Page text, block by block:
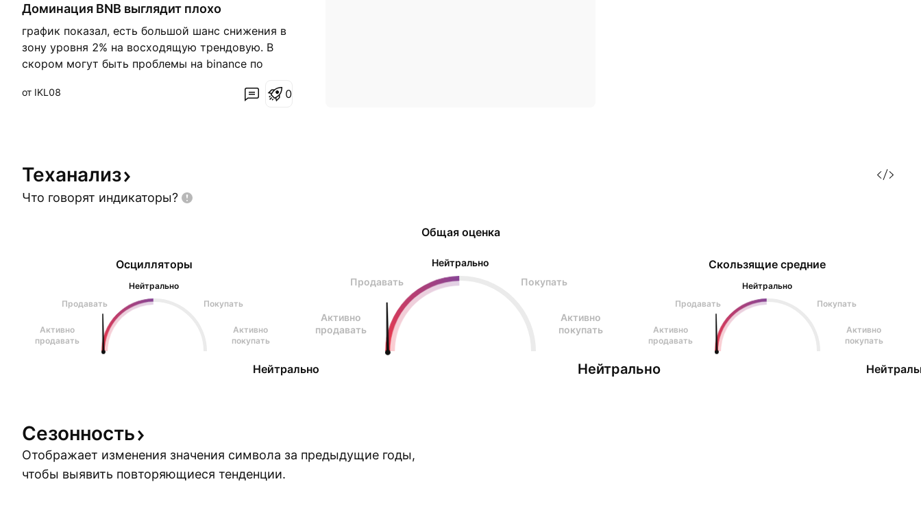
Доминация BNB выглядит плохо
график показал, есть большой шанс снижения в
зону уровня 2% на восходящую трендовую. В
скором могут быть проблемы на binance по
р
т
а
я
от IKL08 0
Теханализ
Что говорят индикаторы?
Осцилляторы
Нейтрально
Продавать
Покупать
Активно
продавать
Активно
покупать
Нейтрально
Общая оценка
Нейтрально
Продавать
Покупать
Активно
продавать
Активно
покупать
Нейтрально
Скользящие средние
Нейтрально
Продавать
Покупать
Активно
продавать
Активно
покупать
Сезонность
Отображает изменения значения символа за предыдущие годы,
чтобы выявить повторяющиеся тенденции.